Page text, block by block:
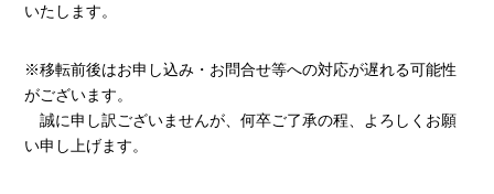
いたします。
※移転前後はお申し込み・お問合せ等への対応が遅れる可能性
がございます。
誠に申し訳ございませんが、何卒ご了承の程、よろしくお願
い申し上げます。